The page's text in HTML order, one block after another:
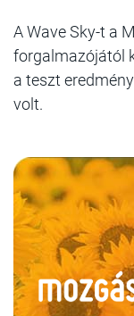
A Wave Sky-t a
forgalmazójától
a teszt
volt.